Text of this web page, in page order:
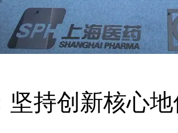
坚持创新核心